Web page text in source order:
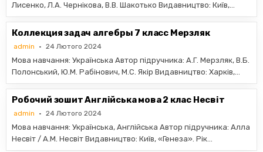
Лисенко, Л.А. Чернікова, В.В. Шакотько Видавництво: Київ,…
Коллекция задач алгебры 7 класс Мерзляк
admin 24 Лютого 2024
Мова навчання: Українська Автор підручника: А.Г. Мерзляк, В.Б.
Полонський, Ю.М. Рабінович, М.С. Якір Видавництво: Харків,…
Робочий зошит Англійська мова 2 клас Несвіт
admin 24 Лютого 2024
Мова навчання: Українська, Англійська Автор підручника: Алла
Несвіт / А.М. Несвіт Видавництво: Київ, «Генеза». Рік…